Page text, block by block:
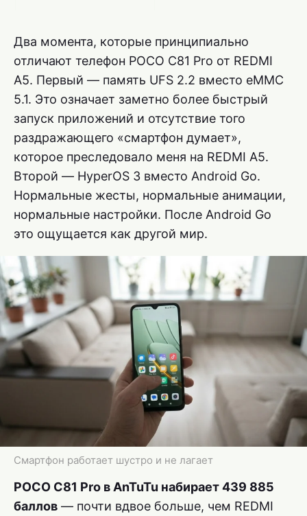
Два момента, которые принципиально
отличают телефон POCO C81 Pro от REDMI
A5. Первый — память UFS 2.2 вместо eMMC
5.1. Это означает заметно более быстрый
запуск приложений и отсутствие того
раздражающего «смартфон думает»,
которое преследовало меня на REDMI A5.
Второй — HyperOS 3 вместо Android Go.
Нормальные жесты, нормальные анимации,
нормальные настройки. После Android Go
это ощущается как другой мир.
Смартфон работает шустро и не лагает
POCO C81 Pro в AnTuTu набирает 439 885
баллов — почти вдвое больше, чем REDMI